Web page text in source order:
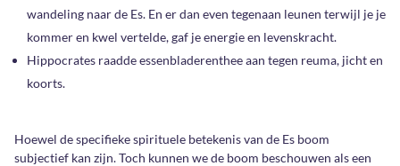
wandeling naar de Es. En er dan even tegenaan leunen terwijl je je
kommer en kwel vertelde, gaf je energie en levenskracht.
Hippocrates raadde essenbladerenthee aan tegen reuma, jicht en
koorts.
Hoewel de specifieke spirituele betekenis van de Es boom
subjectief kan zijn. Toch kunnen we de boom beschouwen als een